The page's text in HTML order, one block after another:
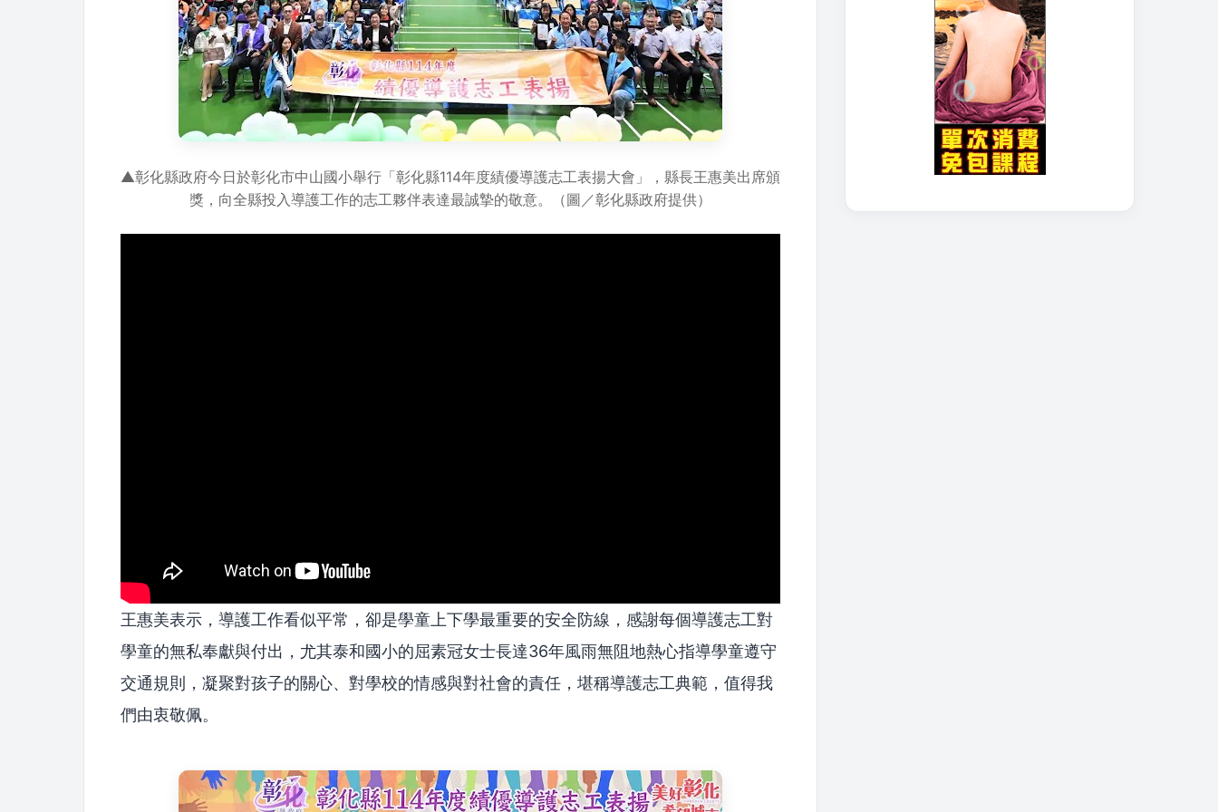
▲彰化縣政府今日於彰化市中山國小舉行「彰化縣114年度績優導護志工表揚大會」，縣長王惠美出席頒
獎，向全縣投入導護工作的志工夥伴表達最誠摯的敬意。（圖／彰化縣政府提供）
王惠美表示，導護工作看似平常，卻是學童上下學最重要的安全防線，感謝每個導護志工對
學童的無私奉獻與付出，尤其泰和國小的屈素冠女士長達36年風雨無阻地熱心指導學童遵守
交通規則，凝聚對孩子的關心、對學校的情感與對社會的責任，堪稱導護志工典範，值得我
們由衷敬佩。